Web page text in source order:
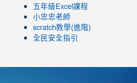
五年級Excel課程
小忠忠老師
scratch教學(進階)
全民安全指引